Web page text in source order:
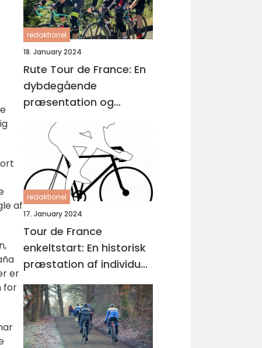
af
er
for
redaktionel
18. January 2024
Rute Tour de France: En
dybdegående
præsentation og
historisk gennemgang
redaktionel
17. January 2024
Tour de France
enkeltstart: En historisk
præstation af individuel
styrke og taktisk snilde